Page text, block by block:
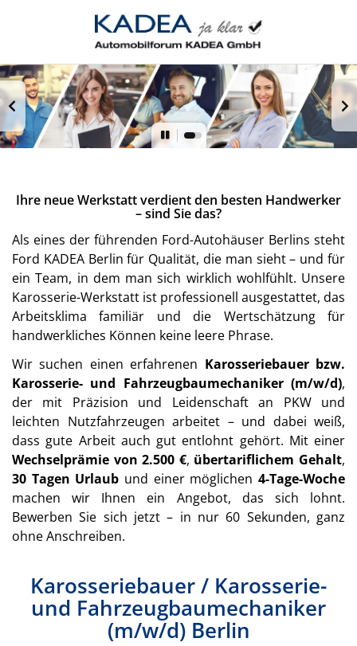
Karosseriebauer / Karosserie-
und Fahrzeugbaumechaniker
(m/w/d) Berlin
Ihre neue Werkstatt verdient den besten Handwerker
– sind Sie das?
Als eines der führenden Ford-Autohäuser Berlins steht
Ford KADEA Berlin für Qualität, die man sieht – und für
ein Team, in dem man sich wirklich wohlfühlt. Unsere
Karosserie-Werkstatt ist professionell ausgestattet, das
Arbeitsklima familiär und die Wertschätzung für
handwerkliches Können keine leere Phrase.
Wir suchen einen erfahrenen Karosseriebauer bzw.
Karosserie- und Fahrzeugbaumechaniker (m/w/d),
der mit Präzision und Leidenschaft an PKW und
leichten Nutzfahrzeugen arbeitet – und dabei weiß,
dass gute Arbeit auch gut entlohnt gehört. Mit einer
Wechselprämie von 2.500 €, übertariflichem Gehalt,
30 Tagen Urlaub und einer möglichen4-Tage-Woche
machen wir Ihnen ein Angebot, das sich lohnt.
Bewerben Sie sich jetzt – in nur 60 Sekunden, ganz
ohne Anschreiben.